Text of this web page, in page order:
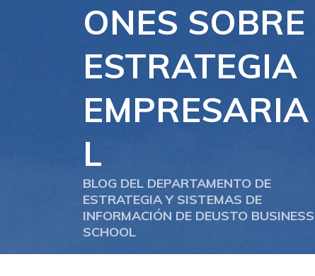
ONES SOBRE
ESTRATEGIA
EMPRESARIA
L
BLOG DEL DEPARTAMENTO DE
ESTRATEGIA Y SISTEMAS DE
INFORMACIÓN DE DEUSTO BUSINESS
SCHOOL